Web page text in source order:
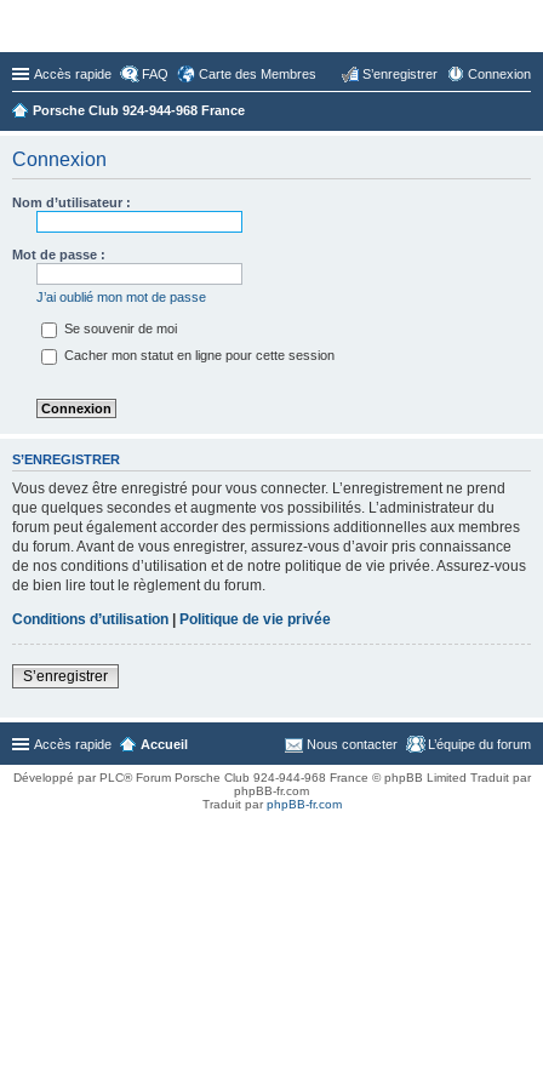
Accès rapide FAQ Carte des Membres Connexion
S’enregistrer
Porsche Club 924-944-968 France
Connexion
Nom d’utilisateur :
Mot de passe :
J’ai oublié mon mot de passe
Se souvenir de moi
Cacher mon statut en ligne pour cette session
S’ENREGISTRER
Vous devez être enregistré pour vous connecter. L’enregistrement ne prend
que quelques secondes et augmente vos possibilités. L’administrateur du
forum peut également accorder des permissions additionnelles aux membres
du forum. Avant de vous enregistrer, assurez-vous d’avoir pris connaissance
de nos conditions d’utilisation et de notre politique de vie privée. Assurez-vous
de bien lire tout le règlement du forum.
Conditions d’utilisation | Politique de vie privée
S’enregistrer
Accès rapide Accueil L’équipe du forum
Nous contacter
Développé par PLC® Forum Porsche Club 924-944-968 France © phpBB Limited Traduit par
phpBB-fr.com
Traduit parphpBB-fr.com